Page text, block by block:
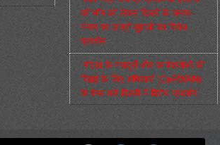
की माँग को लेकर दिल्ली के जन्तर-
मन्तर पर छात्रों-युवाओं का विरोध
प्रदर्शन
‘नोएडा के मज़दूरों और कार्यकर्ताओं की
रिहाई के लिए अभियान’ (CaRWAN)
के बैनर तले दिल्ली में विरोध प्रदर्शन